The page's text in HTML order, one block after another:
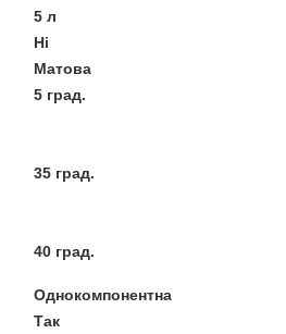
5 л
Ні
Матова
5 град.
35 град.
40 град.
Однокомпонентна
Так